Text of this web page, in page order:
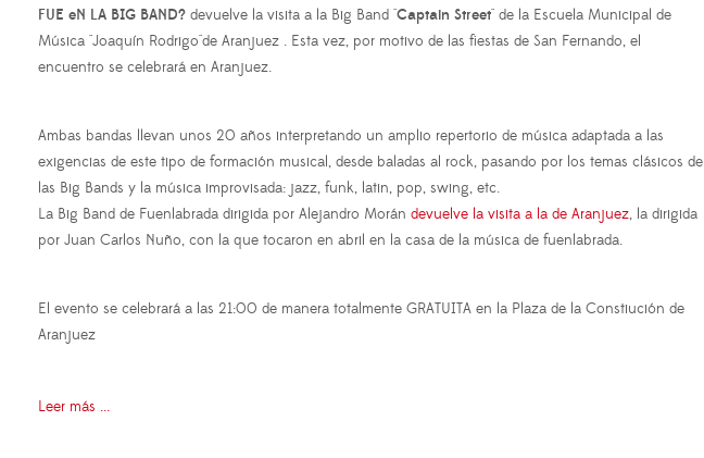
FUE eN LA BIG BAND? devuelve la visita a la Big Band "Captain Street" de la Escuela Municipal de
Música "Joaquín Rodrigo"de Aranjuez . Esta vez, por motivo de las fiestas de San Fernando, el
encuentro se celebrará en Aranjuez.
Ambas bandas llevan unos 20 años interpretando un amplio repertorio de música adaptada a las
exigencias de este tipo de formación musical, desde baladas al rock, pasando por los temas clásicos de
las Big Bands y la música improvisada: jazz, funk, latin, pop, swing, etc.
La Big Band de Fuenlabrada dirigida por Alejandro Morán devuelve la visita a la de Aranjuez, la dirigida
por Juan Carlos Nuño, con la que tocaron en abril en la casa de la música de fuenlabrada.
El evento se celebrará a las 21:00 de manera totalmente GRATUITA en la Plaza de la Constiución de
Aranjuez
Leer más ...